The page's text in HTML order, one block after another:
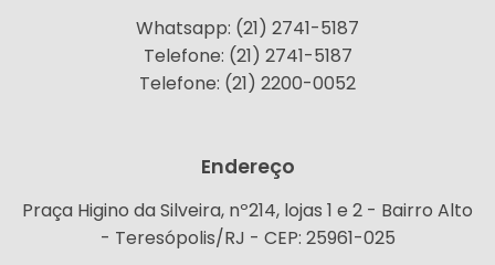
Whatsapp: (21) 2741-5187
Telefone: (21) 2741-5187
Telefone: (21) 2200-0052
Endereço
Praça Higino da Silveira, nº214, lojas 1 e 2 - Bairro Alto
- Teresópolis/RJ - CEP: 25961-025